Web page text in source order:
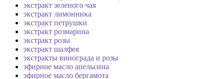
экстракт зеленого чая
экстракт лимонника
экстракт петрушки
экстракт розмарина
экстракт розы
экстракт шалфея
экстракты винограда и розы
эфирное масло апельсина
эфирное масло бергамота